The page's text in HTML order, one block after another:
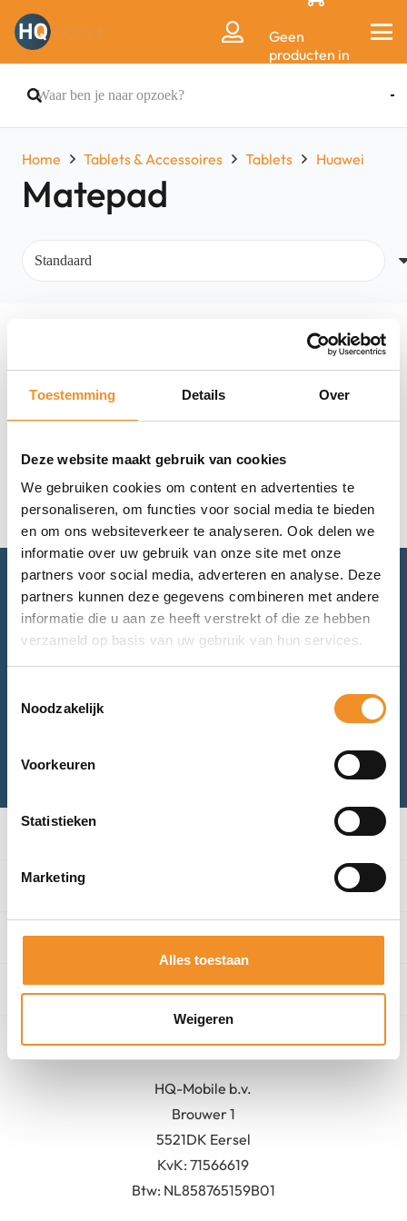
Toestemming Details Over
Deze website maakt gebruik van cookies
We gebruiken cookies om content en advertenties te
personaliseren, om functies voor social media te bieden
en om ons websiteverkeer te analyseren. Ook delen we
informatie over uw gebruik van onze site met onze
partners voor social media, adverteren en analyse. Deze
partners kunnen deze gegevens combineren met andere
informatie die u aan ze heeft verstrekt of die ze hebben
verzameld op basis van uw gebruik van hun services.
Noodzakelijk
Voorkeuren
Statistieken
Marketing
Alles toestaan
Weigeren
Geen
producten in
Home Tablets & Accessoires Tablets Huawei
Matepad
Advies nodig? Bel of mail ons.
Voor retourneren of garantie: mail ons.
Algemeen
Contact
HQ-Mobile b.v.
Brouwer 1
5521DK Eersel
KvK:71566619
Btw: NL858765159B01